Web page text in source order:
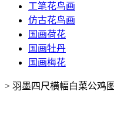
工笔花鸟画
仿古花鸟画
国画荷花
国画牡丹
国画梅花
> 羽墨四尺横幅白菜公鸡